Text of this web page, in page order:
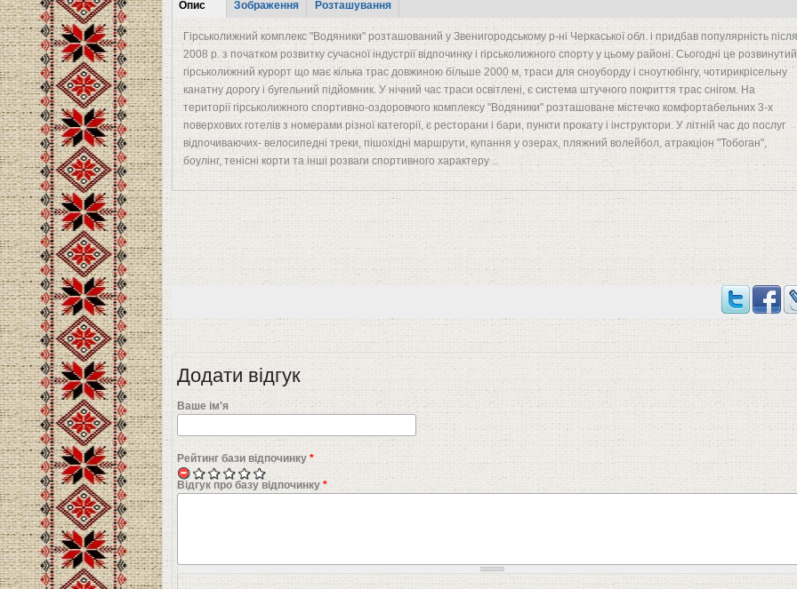
Tabs
Опис
(активна
вкладка)
Зображення Розташування
Гірськолижний комплекс "Водяники" розташований у Звенигородському р-ні Черкаської обл. і придбав популярність після
2008 р. з початком розвитку сучасної індустрії відпочинку і гірськолижного спорту у цьому районі. Сьогодні це розвинутий
гірськолижний курорт що має кілька трас довжиною більше 2000 м, траси для сноуборду і сноутюбінгу, чотирикрісельну
канатну дорогу і бугельний підйомник. У нічний час траси освітлені, є система штучного покриття трас снігом. На
території гірськолижного спортивно-оздоровчого комплексу "Водяники" розташоване містечко комфортабельних 3-х
поверхових готелів з ​​номерами різної категорії, є ресторани і бари, пункти прокату і інструктори. У літній час до послуг
відпочиваючих- велосипедні треки, пішохідні маршрути, купання у озерах, пляжний волейбол, атракціон "Тобоган",
боулінг, тенісні корти та інші розваги спортивного характеру ..
Додати відгук
Ваше ім'я
Рейтинг бази відпочинку *
Відгук про базу відпочинку *